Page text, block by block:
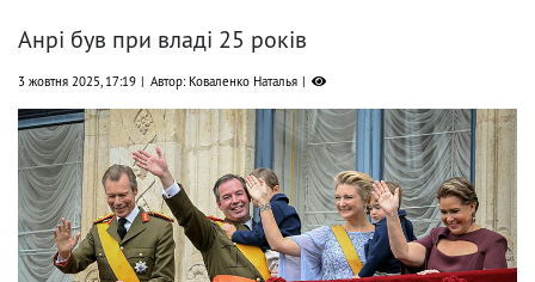
Анрі був при владі 25 років
3 жовтня 2025, 17:19 Автор: Коваленко Наталья